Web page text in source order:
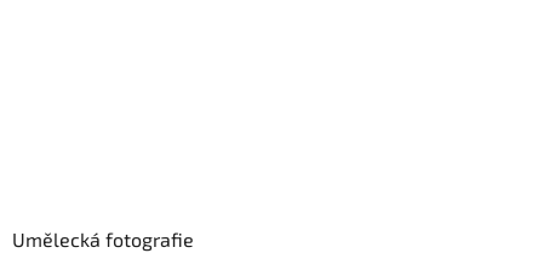
Umělecká fotografie